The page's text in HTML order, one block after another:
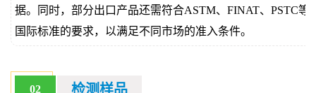
据。同时，部分出口产品还需符合ASTM、FINAT、PSTC等
国际标准的要求，以满足不同市场的准入条件。
02 检测样品